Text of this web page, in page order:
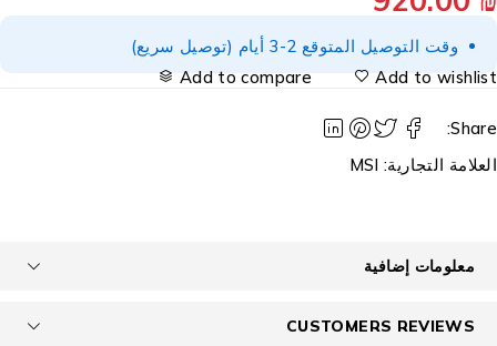
وقت التوصيل المتوقع 2-3 أيام (توصيل سريع)
Add to
Add to compare
التجارية:MSI
معلومات إضافية
CUSTOMERS REVIEWS